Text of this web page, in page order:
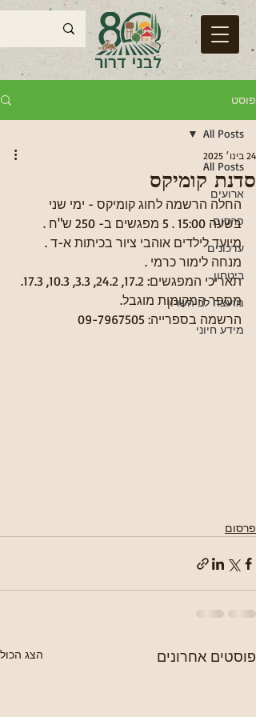
פוסט
All Posts
ארועים
פרסום
עדכונים
ביטחון
מועצה לב השרון
מידע חיוני
All Posts
סדנת קומיקס
24 בינו׳ 2025
החלה הרשמה לחוג קומיקס - ימי שני
בשעה 15:00 . 5 מפגשים ב- 250 ש"ח .
מיועד לילדים אוהבי ציור בכיתות א-ד .
מנחה לימור כרמי .
תאריכי המפגשים: 17.2, 24.2, 3.3, 10.3, 17.3.
מספר המקומות מוגבל.
הרשמה בספרייה: 09-7967505
פרסום
פוסטים אחרונים הצג הכול